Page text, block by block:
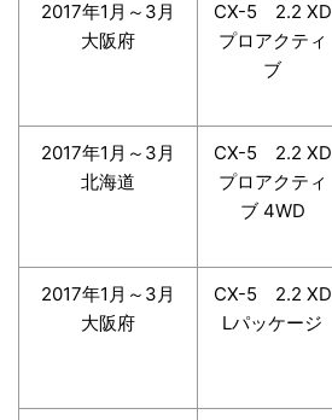
2017年1月～3月
大阪府
CX-5 2.2 XD
プロアクティ
ブ
2017年1月～3月
北海道
CX-5 2.2 XD
プロアクティ
ブ 4WD
2017年1月～3月
大阪府
CX-5 2.2 XD
Lパッケージ